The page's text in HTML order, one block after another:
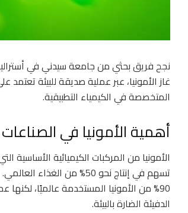
نجح فريق بحثي من جامعة سيدني في أستراليا
غاز الأمونيا، عبر عملية صديقة للبيئة
المتخصصة في الكيمياء التطبيقية.
أهمية الأمونيا في
الأمونيا من المركبات الكيميائية الأساسية
تسهم في إنتاج نحو 50% من
90% من الأمونيا المستخدمة عالميًا،
الدفيئة الضارة بالبيئة.